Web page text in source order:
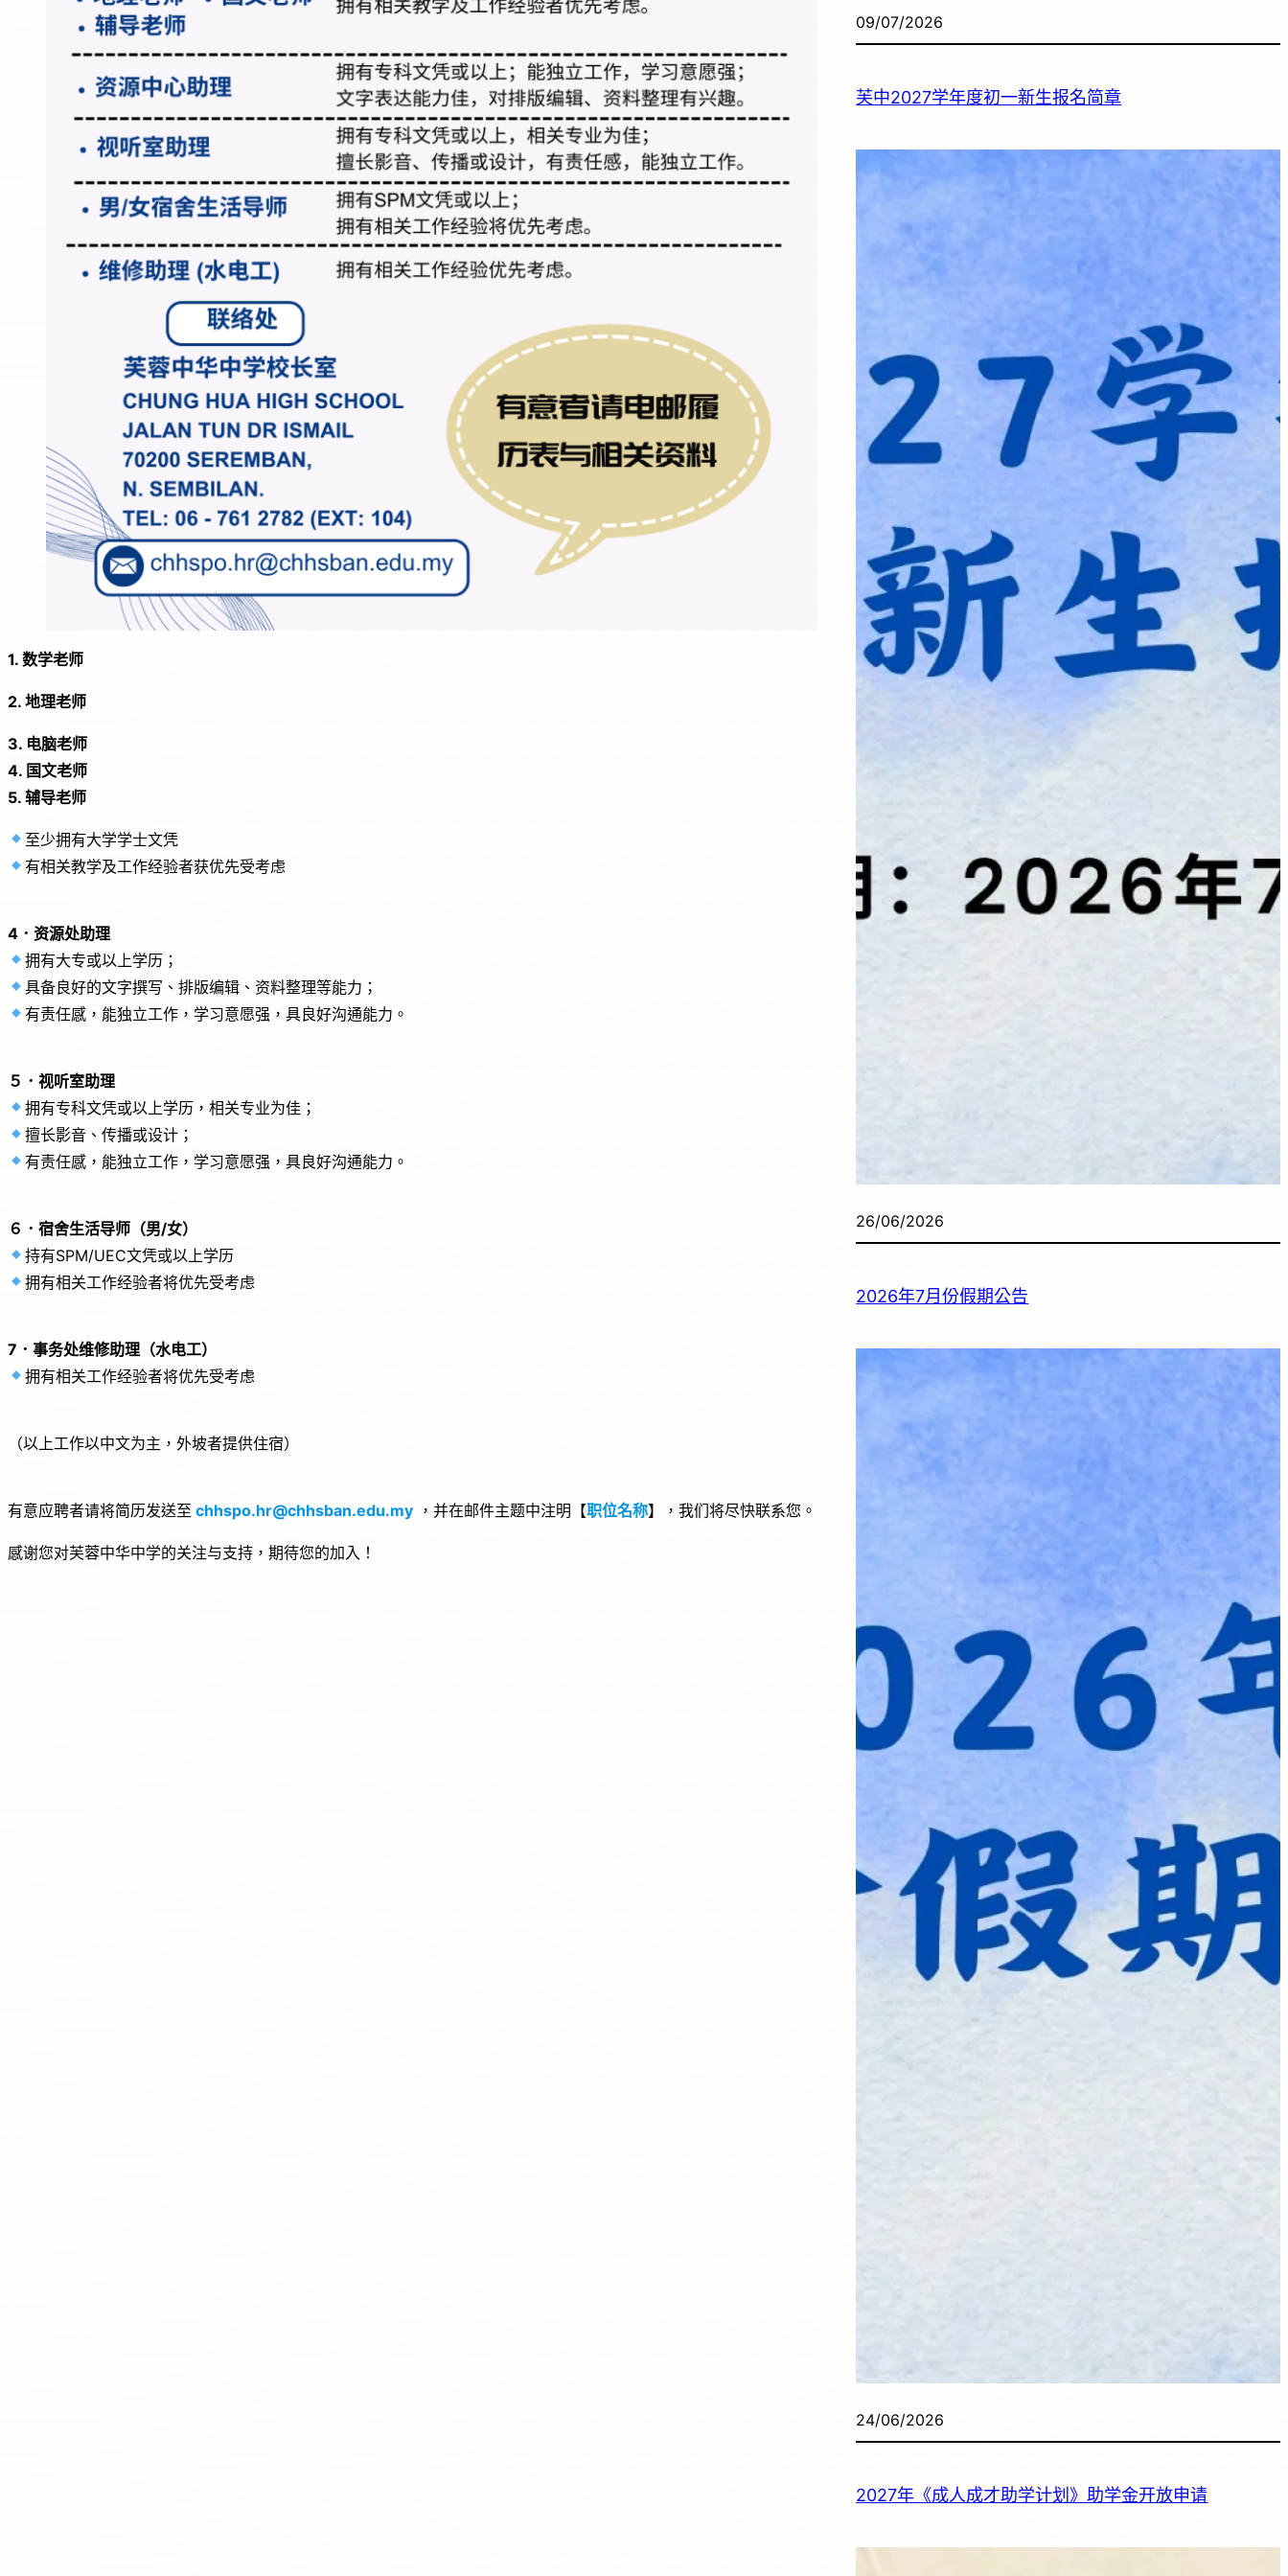
1. 数学老师
2. 地理老师
3. 电脑老师
4. 国文老师
5. 辅导老师
至少拥有大学学士文凭
有相关教学及工作经验者获优先受考虑
4．资源处助理
拥有大专或以上学历；
具备良好的文字撰写、排版编辑、资料整理等能力；
有责任感，能独立工作，学习意愿强，具良好沟通能力。
５．视听室助理
拥有专科文凭或以上学历，相关专业为佳；
擅长影音、传播或设计；
有责任感，能独立工作，学习意愿强，具良好沟通能力。
６．宿舍生活导师（男/女）
持有SPM/UEC文凭或以上学历
拥有相关工作经验者将优先受考虑
7．事务处维修助理（水电工）
拥有相关工作经验者将优先受考虑
（以上工作以中文为主，外坡者提供住宿）
有意应聘者请将简历发送至 chhspo.hr@chhsban.edu.my ，并在邮件主题中注明【职位名称】，我们将尽快联系您。
感谢您对芙蓉中华中学的关注与支持，期待您的加入！
09/07/2026
芙中2027学年度初一新生报名简章
26/06/2026
2026年7月份假期公告
24/06/2026
2027年《成人成才助学计划》助学金开放申请